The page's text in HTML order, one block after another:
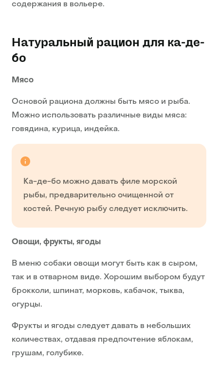
содержания в вольере.
Натуральный рацион для ка-де-
бо
Мясо
Основой рациона должны быть мясо и рыба.
Можно использовать различные виды мяса:
говядина, курица, индейка.
Ка-де-бо можно давать филе морской
рыбы, предварительно очищенной от
костей. Речную рыбу следует исключить.
Овощи, фрукты, ягоды
В меню собаки овощи могут быть как в сыром,
так и в отварном виде. Хорошим выбором будут
брокколи, шпинат, морковь, кабачок, тыква,
огурцы.
Фрукты и ягоды следует давать в небольших
количествах, отдавая предпочтение яблокам,
грушам, голубике.